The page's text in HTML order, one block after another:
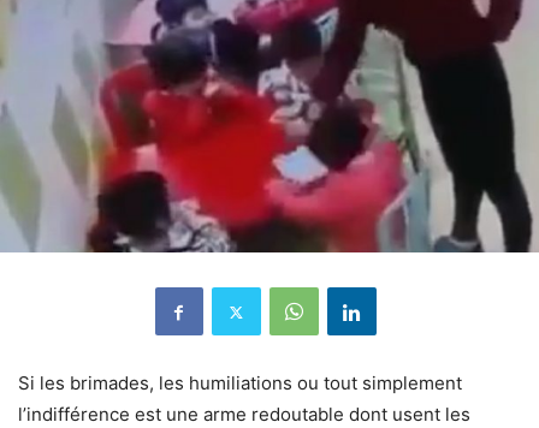
Si les brimades, les humiliations ou tout simplement
l’indifférence est une arme redoutable dont usent les